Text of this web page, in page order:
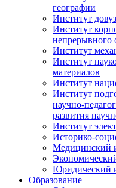
географии
Институт
Институт
непрерывного
Институт
Институт
материалов
Институт
Институт
научно-
развития
Институт
Историко-
Медицинский
Юридический
Образование